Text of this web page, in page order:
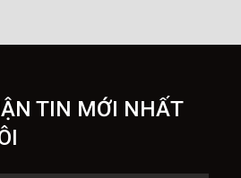
TIN MỚI NHẤT